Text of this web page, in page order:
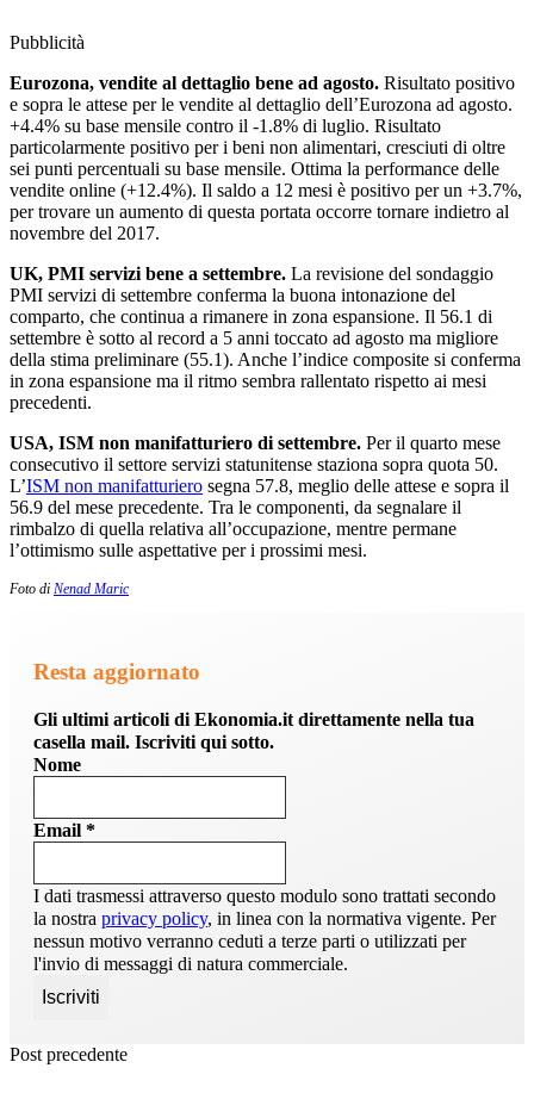
Pubblicità
Eurozona, vendite al dettaglio bene ad agosto. Risultato positivo
e sopra le attese per le vendite al dettaglio dell’Eurozona ad agosto.
+4.4% su base mensile contro il -1.8% di luglio. Risultato
particolarmente positivo per i beni non alimentari, cresciuti di oltre
sei punti percentuali su base mensile. Ottima la performance delle
vendite online (+12.4%). Il saldo a 12 mesi è positivo per un +3.7%,
per trovare un aumento di questa portata occorre tornare indietro al
novembre del 2017.
UK, PMI servizi bene a settembre. La revisione del sondaggio
PMI servizi di settembre conferma la buona intonazione del
comparto, che continua a rimanere in zona espansione. Il 56.1 di
settembre è sotto al record a 5 anni toccato ad agosto ma migliore
della stima preliminare (55.1). Anche l’indice composite si conferma
in zona espansione ma il ritmo sembra rallentato rispetto ai mesi
precedenti.
USA, ISM non manifatturiero di settembre. Per il quarto mese
consecutivo il settore servizi statunitense staziona sopra quota 50.
L’ISM non manifatturiero segna 57.8, meglio delle attese e sopra il
56.9 del mese precedente. Tra le componenti, da segnalare il
rimbalzo di quella relativa all’occupazione, mentre permane
l’ottimismo sulle aspettative per i prossimi mesi.
Foto di Nenad Maric
Resta aggiornato
Gli ultimi articoli di Ekonomia.it direttamente nella tua
casella mail. Iscriviti qui sotto.
Nome
Email *
I dati trasmessi attraverso questo modulo sono trattati secondo
la nostra privacy policy, in linea con la normativa vigente. Per
nessun motivo verranno ceduti a terze parti o utilizzati per
l'invio di messaggi di natura commerciale.
Post precedente